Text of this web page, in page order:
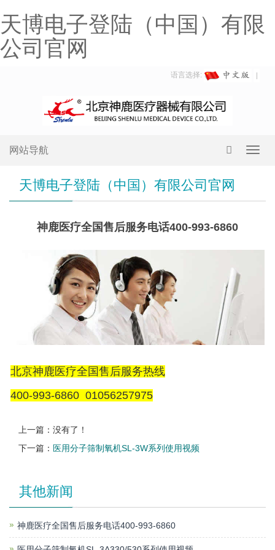
天博电子登陆（中国）有限
公司官网
语言选择:
网站导航
天博电子登陆（中国）有限公司官网
神鹿医疗全国售后服务电话400-993-6860
北京神鹿医疗全国售后服务热线
400-993-6860 01056257975
上一篇：没有了！
下一篇： 医用分子筛制氧机SL-3W系列使用视频
其他新闻
神鹿医疗全国售后服务电话400-993-6860